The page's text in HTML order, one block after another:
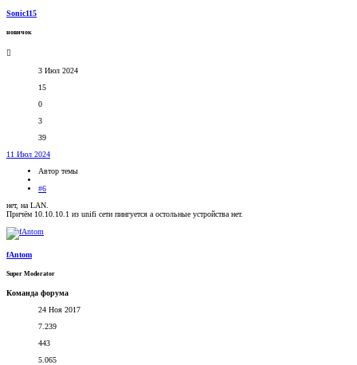
Sonic115
новичок
3 Июл 2024
15
0
3
39
11 Июл 2024
Автор темы
#6
нет, на LAN.
Причём 10.10.10.1 из unifi сети пингуется а остольные устройства нет.
fAntom
Super Moderator
Команда форума
24 Ноя 2017
7.239
443
5.065